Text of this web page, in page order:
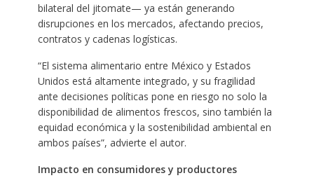
bilateral del jitomate— ya están generando
disrupciones en los mercados, afectando precios,
contratos y cadenas logísticas.
“El sistema alimentario entre México y Estados
Unidos está altamente integrado, y su fragilidad
ante decisiones políticas pone en riesgo no solo la
disponibilidad de alimentos frescos, sino también la
equidad económica y la sostenibilidad ambiental en
ambos países”, advierte el autor.
Impacto en consumidores y productores